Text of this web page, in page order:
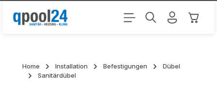
Zum Hauptinhalt springen
Home Installation Befestigungen
Dübel
Sanitärdübel